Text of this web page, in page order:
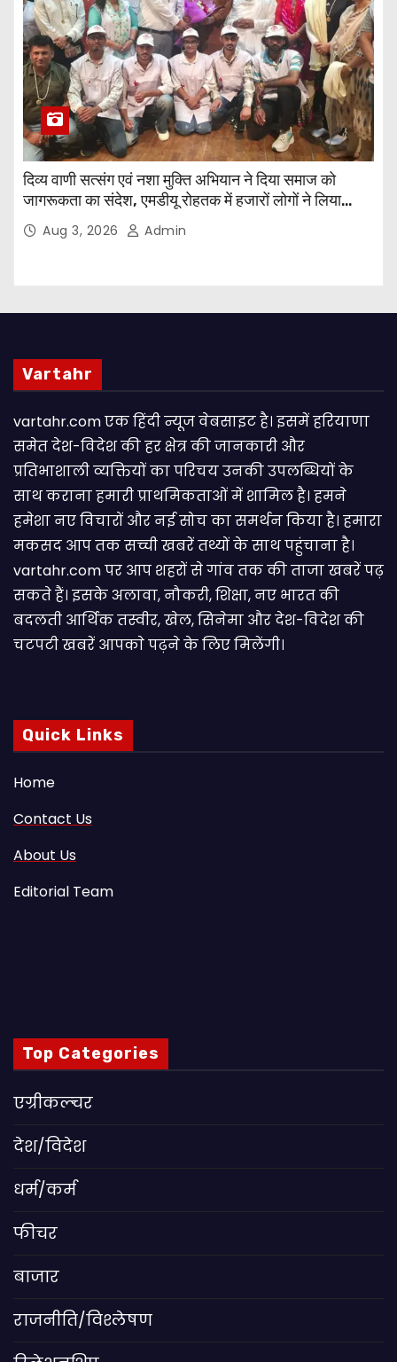
दिव्य वाणी सत्संग एवं नशा मुक्ति अभियान ने दिया समाज को
जागरूकता का संदेश, एमडीयू रोहतक में हजारों लोगों ने लिया
संकल्पAug 3, 2026 Admin
Vartahr
vartahr.com एक हिंदी न्यूज वेबसाइट है। इसमें हरियाणा
समेत देश-विदेश की हर क्षेत्र की जानकारी और
प्रतिभाशाली व्यक्तियों का परिचय उनकी उपलब्धियों के
साथ कराना हमारी प्राथमिकताओं में शामिल है। हमने
हमेशा नए विचारों और नई सोच का समर्थन किया है। हमारा
मकसद आप तक सच्ची खबरें तथ्यों के साथ पहुंचाना है।
vartahr.com पर आप शहरों से गांव तक की ताजा खबरें पढ़
सकते हैं। इसके अलावा, नौकरी, शिक्षा, नए भारत की
बदलती आर्थिक तस्वीर, खेल, सिनेमा और देश-विदेश की
चटपटी खबरें आपकाे पढ़ने के लिए मिलेंगी।
Quick Links
Home
Contact Us
About Us
Editorial Team
Top Categories
एग्रीकल्चर
देश/विदेश
धर्म/कर्म
फीचर
बाजार
राजनीति/विश्लेषण